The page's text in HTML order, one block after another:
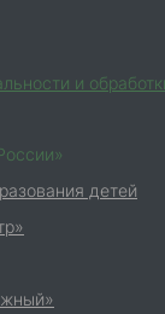
и
детей